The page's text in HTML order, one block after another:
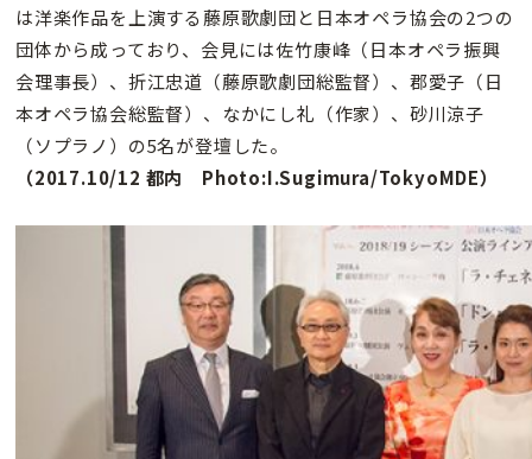
は洋楽作品を上演する藤原歌劇団と日本オペラ協会の2つの
団体から成っており、会見には佐竹康峰（日本オペラ振興
会理事長）、折江忠道（藤原歌劇団総監督）、郡愛子（日
本オペラ協会総監督）、なかにし礼（作家）、砂川涼子
（ソプラノ）の5名が登壇した。
（2017.10/12 都内 Photo:I.Sugimura/TokyoMDE）